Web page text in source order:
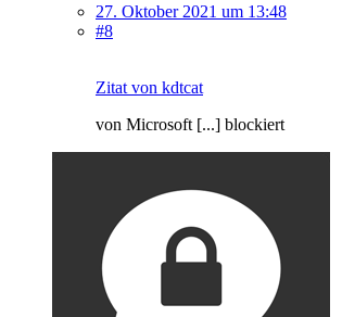
27. Oktober 2021 um 13:48
#8
Zitat von kdtcat
von Microsoft [...] blockiert